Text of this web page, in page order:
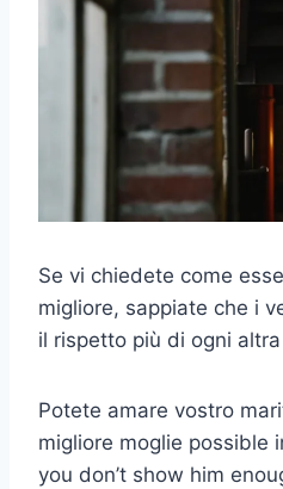
Se vi chiedete come
migliore, sappiate che i
il rispetto più di ogni
Potete amare vostro
migliore moglie possible
you don’t show him